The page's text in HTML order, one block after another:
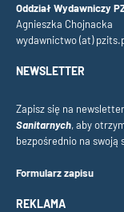
Oddział Wydawniczy
Agnieszka Chojnacka
wydawnictwo (at)
NEWSLETTER
Zapisz się na newsletter
Sanitarnych, aby
bezpośrednio na swoją
Formularz zapisu
REKLAMA